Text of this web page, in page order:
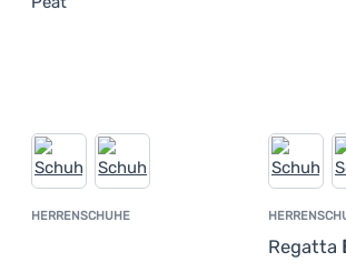
HERRENSCHUHE Kundenbewertung
Regatta